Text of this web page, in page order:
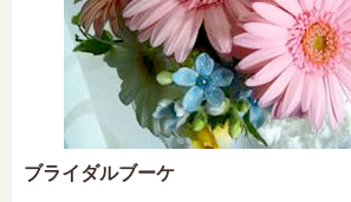
ブライダルブーケ